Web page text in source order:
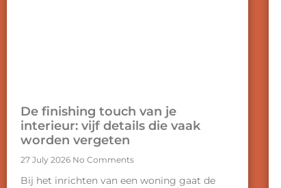
De finishing touch van je
interieur: vijf details die vaak
worden vergeten
27 July 2026 No Comments
Bij het inrichten van een woning gaat de